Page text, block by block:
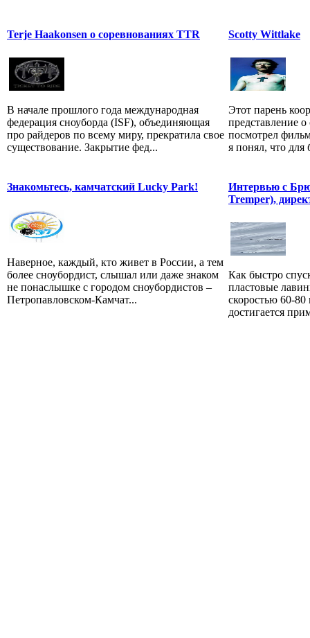
Terje Haakonsen о соревнованиях TTR
В начале прошлого года международная
федерация сноуборда (ISF), объединяющая
про райдеров по всему миру, прекратила свое
существование. Закрытие фед...
Scotty Wittlake
Этот парень
представление
посмотрел
я понял, что
Знакомьтесь, камчатский Lucky Park!
Наверное, каждый, кто живет в России, а тем
более сноубордист, слышал или даже знаком
не понаслышке с городом сноубордистов –
Петропавловском-Камчат...
Интервью с
Tremper),
Как быстро
пластовые
скоростью 60-80
достигается